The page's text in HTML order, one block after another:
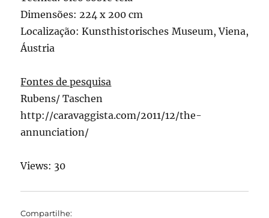
Dimensões: 224 x 200 cm
Localização: Kunsthistorisches Museum, Viena,
Áustria
Fontes de pesquisa
Rubens/ Taschen
http://caravaggista.com/2011/12/the-
annunciation/
Views: 30
Compartilhe: